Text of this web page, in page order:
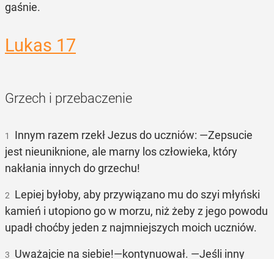
gaśnie.
Lukas 17
Grzech i przebaczenie
1
Innym razem rzekł Jezus do uczniów: —Zepsucie
jest nieuniknione, ale marny los człowieka, który
nakłania innych do grzechu!
2 Lepiej byłoby, aby przywiązano mu do szyi młyński
kamień i utopiono go w morzu, niż żeby z jego powodu
upadł choćby jeden z najmniejszych moich uczniów.
3 Uważajcie na siebie!—kontynuował. —Jeśli inny